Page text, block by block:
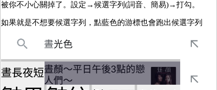
被你不小心關掉了。設定→候選字列(詞音、簡易)→打勾。
如果就是不想要候選字列，點藍色的游標也會跑出候選字列